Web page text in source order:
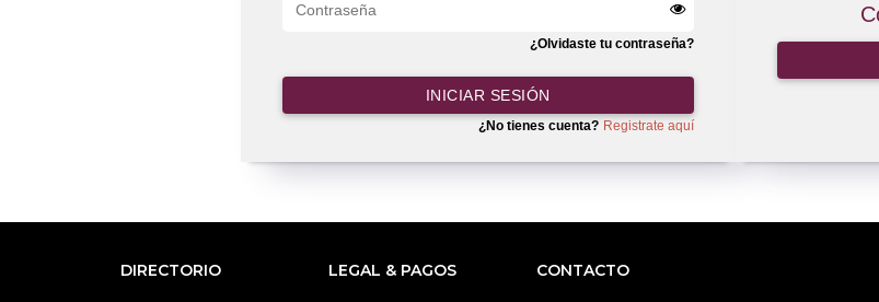
¿Olvidaste tu contraseña?
INICIAR SESIÓN
¿No tienes cuenta? Registrate aquí
DIRECTORIO LEGAL & PAGOS CONTACTO